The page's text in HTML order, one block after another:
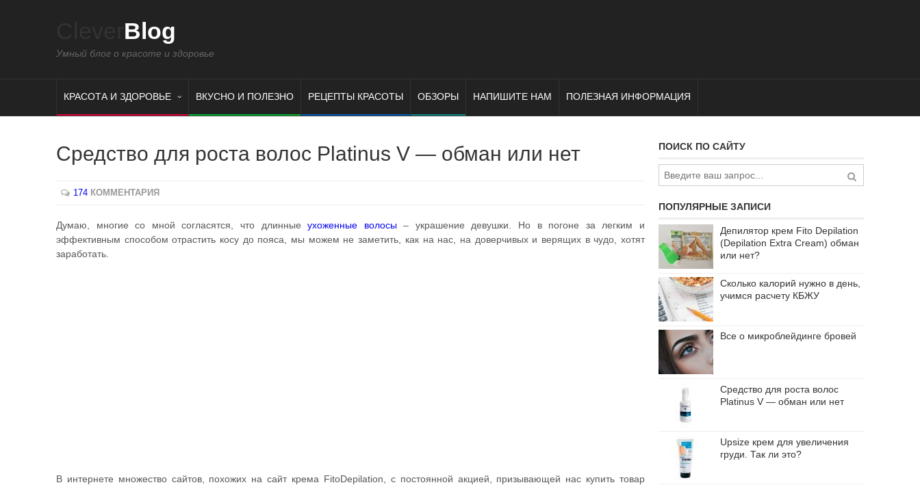
Blog
Умный блог о красоте и здоровье
КРАСОТА И ЗДОРОВЬЕ ВКУСНО И ПОЛЕЗНО РЕЦЕПТЫ КРАСОТЫ ОБЗОРЫ НАПИШИТЕ НАМ ПОЛЕЗНАЯ ИНФОРМАЦИЯ
Средство для роста волос Platinus V — обман или нет
174 КОММЕНТАРИЯ
Думаю, многие со мной согласятся, что длинныеухоженные волосы– украшение девушки. Но в погоне за легким и
эффективным способом отрастить косу до пояса, мы можем не заметить, как на нас, на доверчивых и верящих в чудо, хотят
заработать.
В интернете множество сайтов, похожих на сайт крема FitoDepilation, с постоянной акцией, призывающей нас купить товар
ПОИСК ПО САЙТУ
ПОПУЛЯРНЫЕ ЗАПИСИ
Депилятор крем Fito Depilation
(Depilation Extra Cream) обман
или нет?
Сколько калорий нужно в день,
учимся расчету КБЖУ
Все о микроблейдинге бровей
Средство для роста волос
Platinus V — обман или нет
Upsize крем для увеличения
груди. Так ли это?